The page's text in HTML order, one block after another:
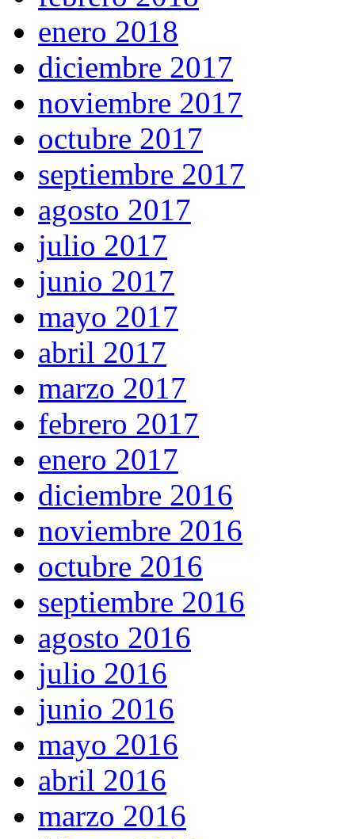
enero 2018
diciembre 2017
noviembre 2017
octubre 2017
septiembre 2017
agosto 2017
julio 2017
junio 2017
mayo 2017
abril 2017
marzo 2017
febrero 2017
enero 2017
diciembre 2016
noviembre 2016
octubre 2016
septiembre 2016
agosto 2016
julio 2016
junio 2016
mayo 2016
abril 2016
marzo 2016